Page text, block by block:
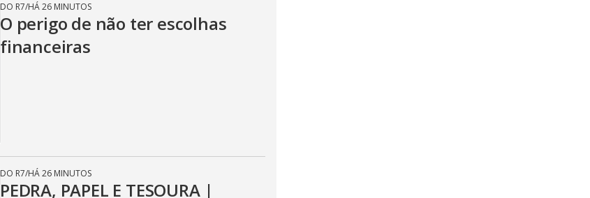
DO R7/HÁ 26 MINUTOS
O perigo de não ter escolhas
financeiras
DO R7/HÁ 26 MINUTOS
PEDRA, PAPEL E TESOURA |